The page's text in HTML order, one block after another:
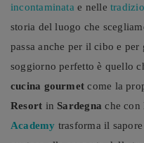
incontaminata e nelle
storia del luogo che
passa anche per il cibo e
soggiorno perfetto è quello
cucina gourmet come la
Resort in Sardegna che con
Academy trasforma il